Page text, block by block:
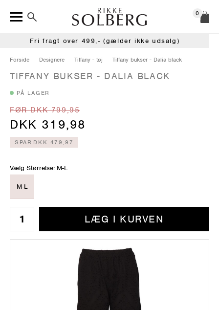
0
Fri fragt over 499,- (gælder ikke udsalg)
Forside Designere Tiffany - tøj Tiffany bukser - Dalia black
TIFFANY BUKSER - DALIA BLACK
PÅ LAGER
FØR DKK 799,95
DKK 319,98
SPAR DKK 479,97
Vælg Størrelse: M-L
M-L
LÆG I KURVEN